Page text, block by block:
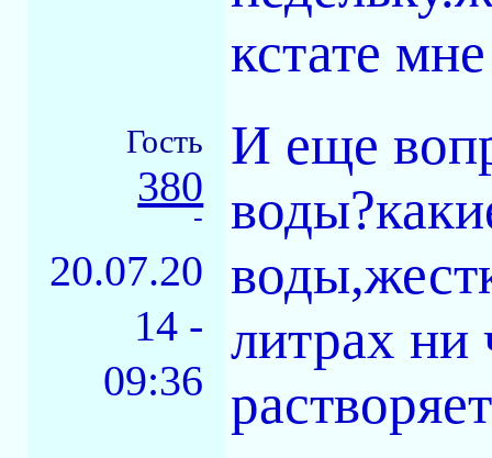
кстате
Гость
380
-
20.07.20
14 -
09:36
И еще
литрах ни